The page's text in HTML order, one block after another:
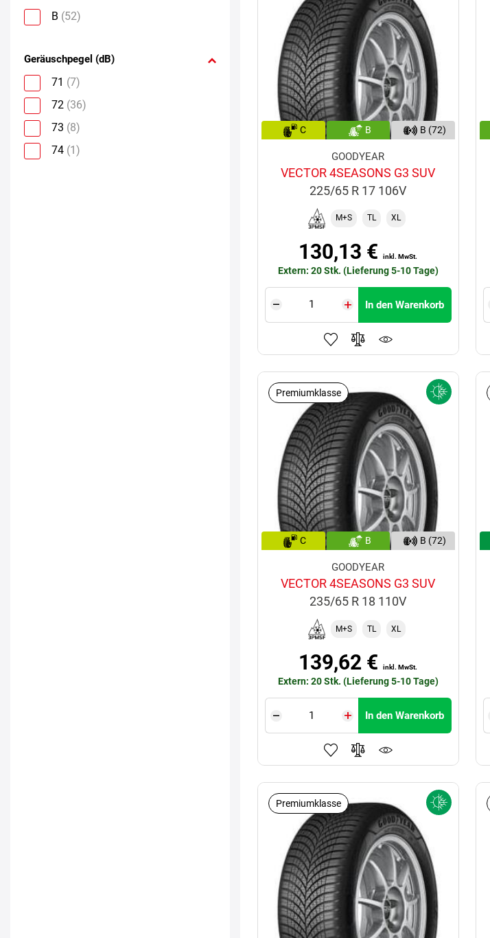
B (52)
Geräuschpegel (dB)
71 (7)
72 (36)
73 (8)
74 (1)
C B B (72)
GOODYEAR
VECTOR 4SEASONS G3 SUV
225/65 R 17 106V
M+S TL XL
130,13 €inkl. MwSt.
Extern: 20 Stk. (Lieferung 5-10 Tage)
In den Warenkorb
Premiumklasse
C B B (72)
GOODYEAR
VECTOR 4SEASONS G3 SUV
235/65 R 18 110V
M+S TL XL
139,62 €inkl. MwSt.
Extern: 20 Stk. (Lieferung 5-10 Tage)
In den Warenkorb
Premiumklasse